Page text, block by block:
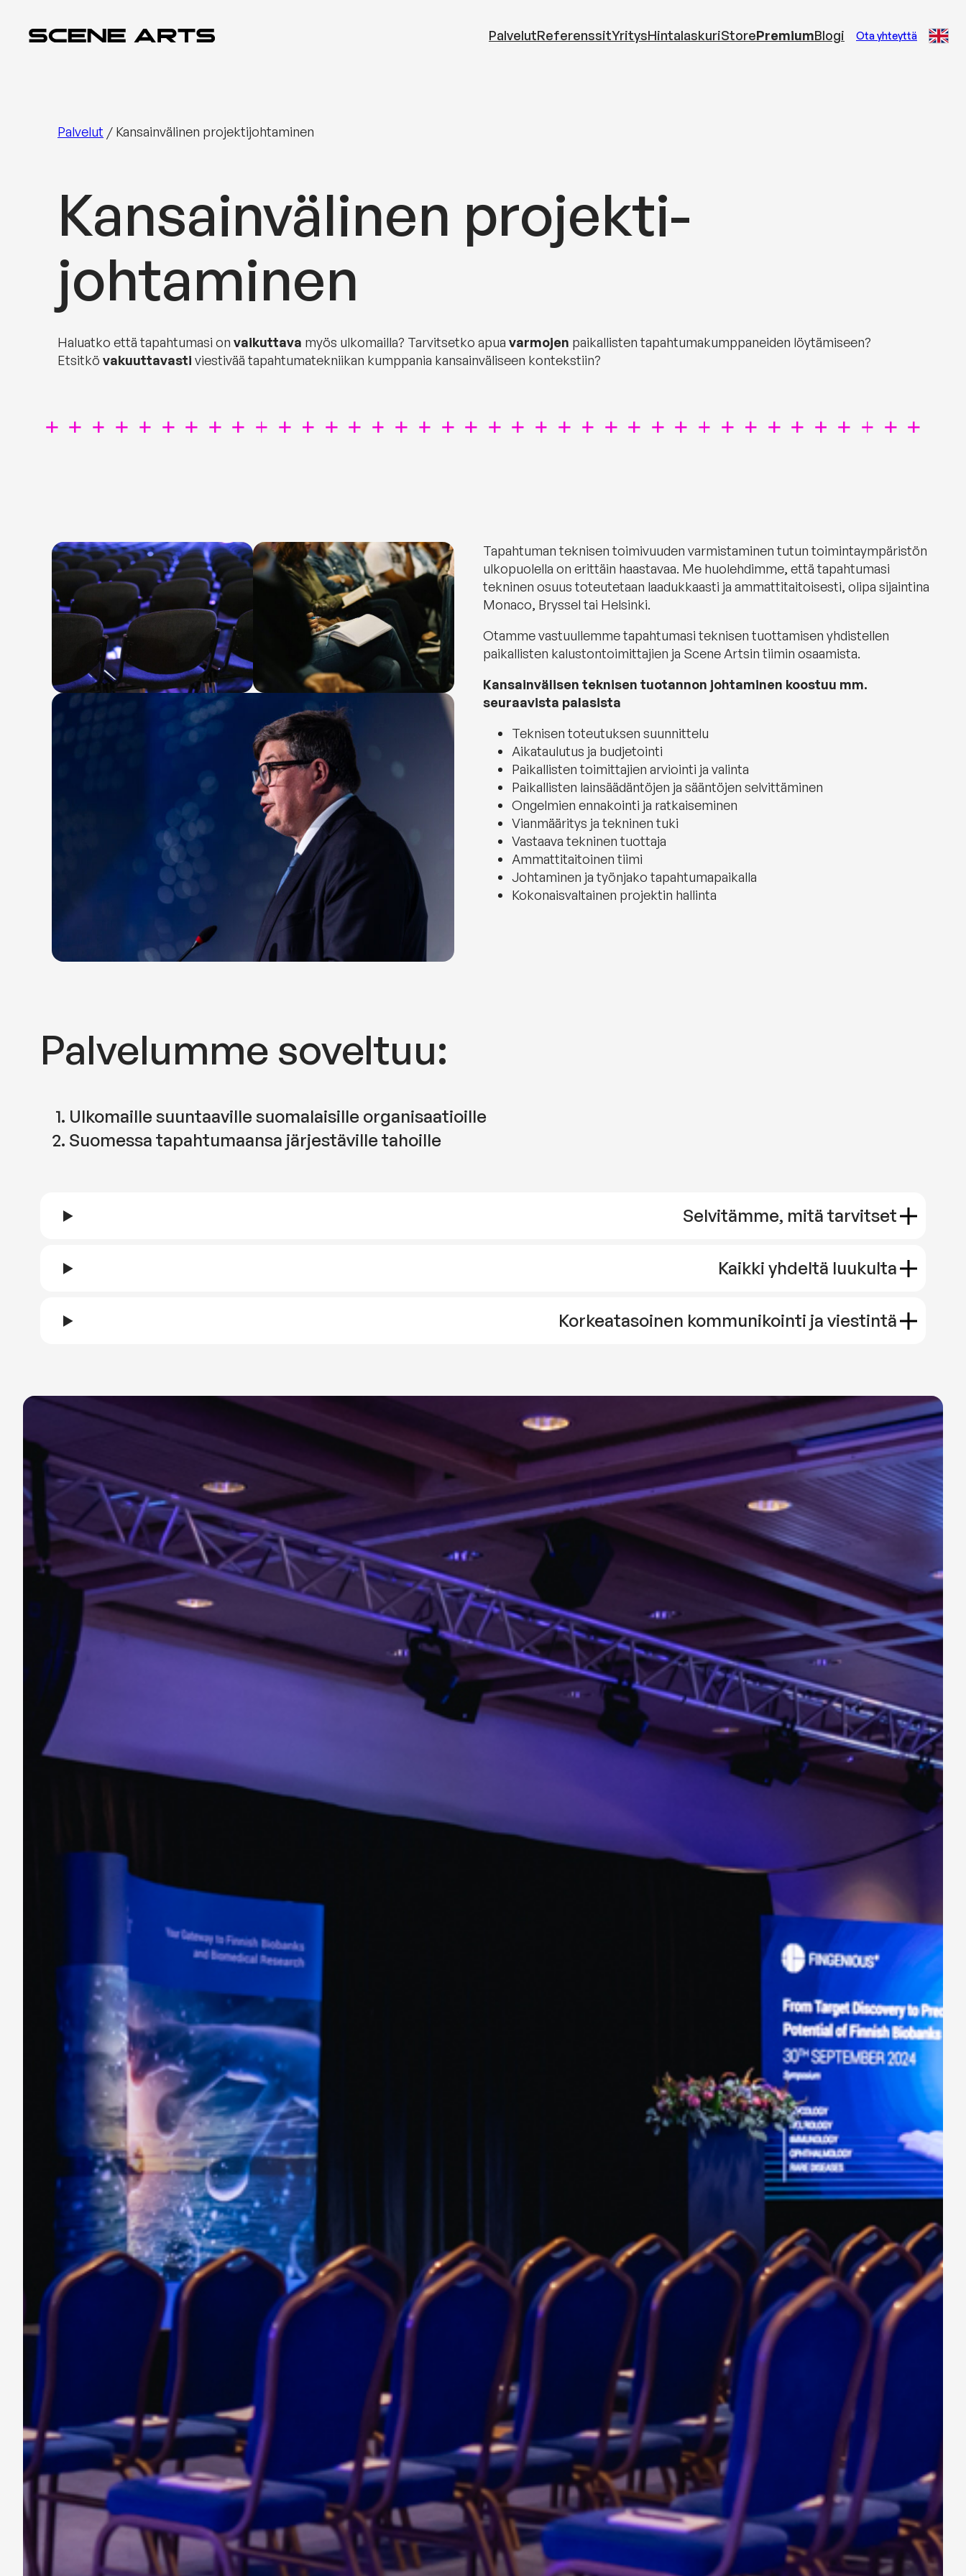
sisältöön
PalvelutReferenssitYritysHintalaskuriStorePremiumBlogi Ota yhteyttä
Palvelut / Kansainvälinen projektijohtaminen
Kansainvälinen projekti­
johtaminen
Haluatko että tapahtumasi on vaikuttava myös ulkomailla? Tarvitsetko apua varmojen paikallisten tapahtumakumppaneiden löytämiseen?
Etsitkö vakuuttavasti viestivää tapahtumatekniikan kumppania kansainväliseen kontekstiin?
Tapahtuman teknisen toimivuuden varmistaminen tutun toimintaympäristön
ulkopuolella on erittäin haastavaa. Me huolehdimme, että tapahtumasi
tekninen osuus toteutetaan laadukkaasti ja ammattitaitoisesti, olipa sijaintina
Monaco, Bryssel tai Helsinki.
Otamme vastuullemme tapahtumasi teknisen tuottamisen yhdistellen
paikallisten kalustontoimittajien ja Scene Artsin tiimin osaamista.
Kansainvälisen teknisen tuotannon johtaminen koostuu mm.
seuraavista palasista
Teknisen toteutuksen suunnittelu
Aikataulutus ja budjetointi
Paikallisten toimittajien arviointi ja valinta
Paikallisten lainsäädäntöjen ja sääntöjen selvittäminen
Ongelmien ennakointi ja ratkaiseminen
Vianmääritys ja tekninen tuki
Vastaava tekninen tuottaja
Ammattitaitoinen tiimi
Johtaminen ja työnjako tapahtumapaikalla
Kokonaisvaltainen projektin hallinta
Palvelumme soveltuu:
Ulkomaille suuntaaville suomalaisille organisaatioille
Suomessa tapahtumaansa järjestäville tahoille
Selvitämme, mitä tarvitset
Kaikki yhdeltä luukulta
Korkeatasoinen kommunikointi ja viestintä